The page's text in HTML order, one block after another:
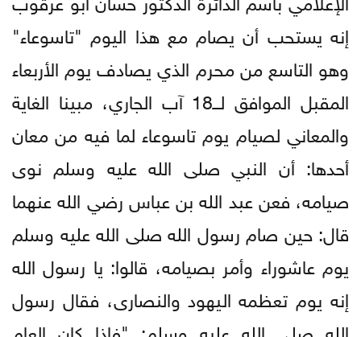
إنه يستحب أن يصام مع هذا اليوم "تاسوعاء"
وهو التاسع من محرم الذي يصادف يوم الأربعاء
المقبل الموافق لـــ18 آب الجاري، مبينا الغاية
والمعاني لصيام يوم تاسوعاء لما فيه من معان
أحدها: أن النبي صلى الله عليه وسلم نوى
صيامه، فعن عبد الله بن عباس رضي الله عنهما
قال: حين صام رسول الله صلى الله عليه وسلم
يوم عاشوراء وأمر بصيامه، قالوا: يا رسول الله
إنه يوم تعظمه اليهود والنصارى، فقال رسول
الله صلى الله عليه وسلم: "فإذا كان العام